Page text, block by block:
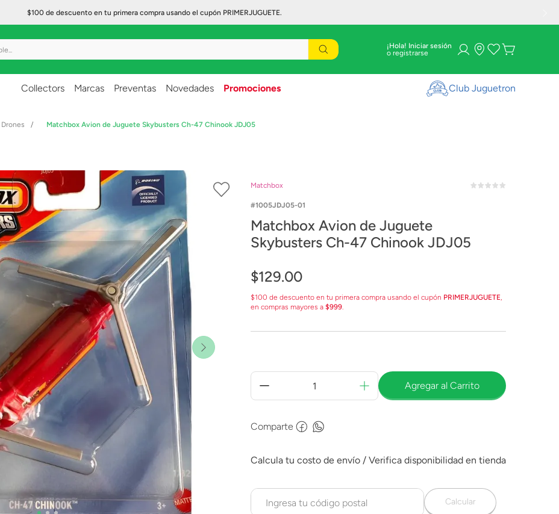
$100 de descuento en tu primera compra usando el cupón PRIMERJUGUETE.
¡Hola! Iniciar sesión
Collectors Marcas Preventas Novedades Promociones Club Juguetron
Matchbox Avion de Juguete Skybusters Ch-47 Chinook JDJ05
Matchbox
1005JDJ05-01
Matchbox Avion de Juguete
Skybusters Ch-47 Chinook JDJ05
$129.00
$100 de descuento en tu primera compra usando el cupón PRIMERJUGUETE,
en compras mayores a $999.
Agregar al Carrito
Comparte
Calcular